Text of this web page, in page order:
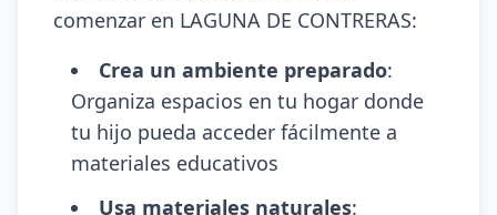
comenzar en LAGUNA DE CONTRERAS:
Crea un ambiente preparado:
Organiza espacios en tu hogar donde
tu hijo pueda acceder fácilmente a
materiales educativos
Usa materiales naturales: